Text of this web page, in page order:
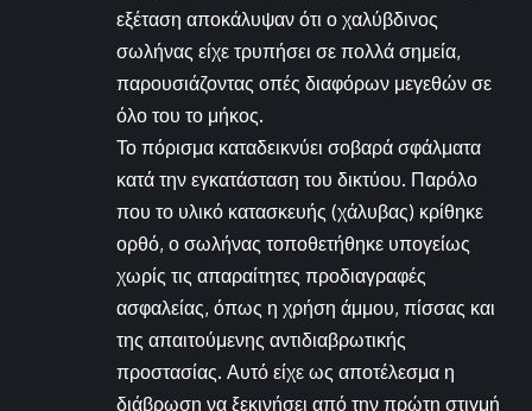
εξέταση αποκάλυψαν ότι ο χαλύβδινος
σωλήνας είχε τρυπήσει σε πολλά σημεία,
παρουσιάζοντας οπές διαφόρων μεγεθών σε
όλο του το μήκος.
Το πόρισμα καταδεικνύει σοβαρά σφάλματα
κατά την εγκατάσταση του δικτύου. Παρόλο
που το υλικό κατασκευής (χάλυβας) κρίθηκε
ορθό, ο σωλήνας τοποθετήθηκε υπογείως
χωρίς τις απαραίτητες προδιαγραφές
ασφαλείας, όπως η χρήση άμμου, πίσσας και
της απαιτούμενης αντιδιαβρωτικής
προστασίας. Αυτό είχε ως αποτέλεσμα η
διάβρωση να ξεκινήσει από την πρώτη στιγμή